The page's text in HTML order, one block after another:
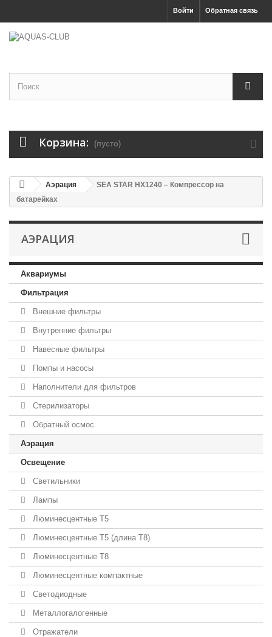
Обратная связь
Войти
Корзина: (пусто)
Аэрация
SEA STAR HX1240 – Компрессор на
батарейках
АЭРАЦИЯ
Аквариумы
Фильтрация
Внешние фильтры
Внутренние фильтры
Навесные фильтры
Помпы и насосы
Наполнители для фильтров
Стерилизаторы
Обратный осмос
Аэрация
Освещение
Светильники
Лампы
Люминесцентные T5
Люминесцентные T5 (длина T8)
Люминесцентные T8
Люминесцентные компактные
Светодиодные
Металлогалогенные
Отражатели